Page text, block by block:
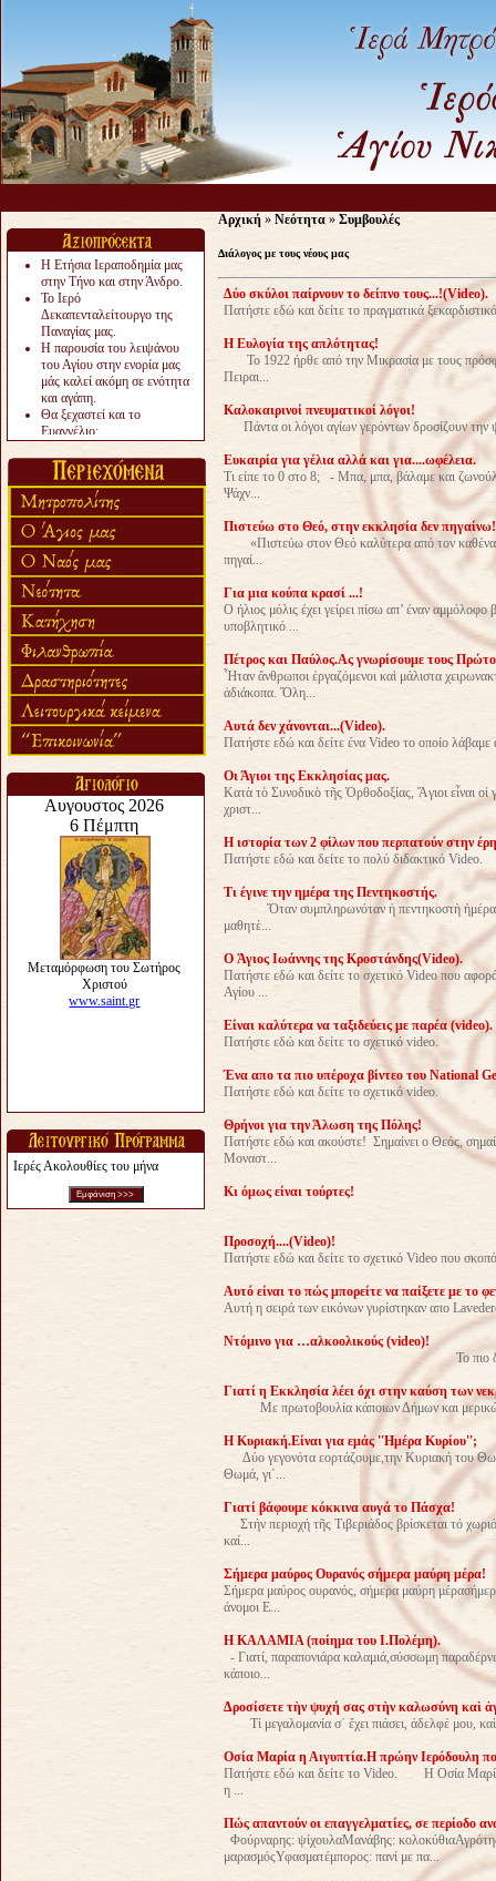
Η Ετήσια Ιεραποδημία μας
στην Τήνο και στην Άνδρο.
Το Ιερό
Δεκαπενταλείτουργο της
Παναγίας μας.
Η παρουσία του λειψάνου
του Αγίου στην ενορία μας
μάς καλεί ακόμη σε ενότητα
και αγάπη.
Θα ξεχαστεί και το
Ευαγγέλιο;
«πολύ αργά».
Ζητείται....
Ιερές Ακολουθίες του μήνα
Αρχική » Νεότητα » Συμβουλές
Διάλογος με τους νέους μας
Δύο σκύλοι παίρνουν το δείπνο τους...!(Video).
Πατήστε εδώ και δείτε το πραγματικά
Η Ευλογία της απλότητας!
Το 1922 ήρθε από την Μικρασία με τους
Πειραι...
Καλοκαιρινοί πνευματικοί λόγοι!
Πάντα οι λόγοι αγίων γερόντων δροσίζουν την
Eυκαιρία για γέλια αλλά και για....ωφέλεια.
Τι είπε το 0 στο 8; - Μπα, μπα, βάλαμε και
Ψάχν...
Πιστεύω στο Θεό, στην εκκλησία δεν πηγαίνω!
«Πιστεύω στον Θεό καλύτερα από τον καθένα,
πηγαί...
Για μια κούπα κρασί ...!
Ο ήλιος μόλις έχει γείρει πίσω απ’ έναν
υποβλητικό ...
Πέτρος και Παύλος.Ας γνωρίσουμε τους
Ἦταν ἄνθρωποι ἐργαζόμενοι καὶ μάλιστα
ἀδιάκοπα. Ὅλη...
Aυτά δεν χάνονται...(Video).
Πατήστε εδώ και δείτε ένα Video το οποίο λάβαμε
Oι Άγιοι της Εκκλησίας μας.
Κατὰ τὸ Συνοδικὸ τῆς Ὀρθοδοξίας, Ἅγιοι εἶναι οἱ
χριστ...
Η ιστορία των 2 φίλων που περπατούν στην
Πατήστε εδώ και δείτε το πολύ διδακτικό Video.
Τι έγινε την ημέρα της Πεντηκοστής.
Ὅταν συμπληρωνόταν ἡ πεντηκοστὴ ἡμέρα
μαθητὲ...
O Άγιος Ιωάννης της Κροστάνδης(Video).
Πατήστε εδώ και δείτε το σχετικό Video που
Αγίου ...
Είναι καλύτερα να ταξιδεύεις με παρέα (video).
Πατήστε εδώ και δείτε το σχετικό video.
Ένα απο τα πιο υπέροχα βίντεο του National
Πατήστε εδώ και δείτε το σχετικό video.
Θρήνοι για την Άλωση της Πόλης!
Πατήστε εδώ και ακούστε! Σημαίνει ο Θεός,
Μοναστ...
Κι όμως είναι τούρτες!
Προσοχή....(Video)!
Πατήστε εδώ και δείτε το σχετικό Video που
Αυτό είναι το πώς μπορείτε να παίξετε με το
Αυτή η σειρά των εικόνων γυρίστηκαν απο
Ντόμινο για …αλκοολικούς (video)!
Το πιο δύσκολο δεν είναι
Γιατί η Εκκλησία λέει όχι στην καύση των
Με πρωτοβουλία κάποιων Δήμων και
Η Κυριακή.Είναι για εμάς ''Ημέρα Κυρίου'';
Δύο γεγονότα εορτάζουμε,την Κυριακή του
Θωμά, γι΄...
Γιατί βάφουμε κόκκινα αυγά το Πάσχα!
Στήν περιοχή τῆς Τιβεριάδος βρίσκεται τό
καί...
Σήμερα μαύρος Ουρανός σήμερα μαύρη μέρα!
Σήμερα μαύρος ουρανός, σήμερα μαύρη
άνομοι Ε...
Η ΚΑΛΑΜΙΑ (ποίημα του Ι.Πολέμη).
- Γιατί, παραπονιάρα καλαμιά,σύσσωμη
κάποιο...
Δροσίσετε τὴν ψυχή σας στὴν καλωσύνη καὶ
Τί μεγαλομανία σ᾿ ἔχει πιάσει, ἀδελφέ μου,
Οσία Μαρία η Αιγυπτία.Η πρώην Ιερόδουλη
Πατήστε εδώ και δείτε το Video. Η Oσία Μαρία
η ...
Πώς απαντούν οι επαγγελματίες, σε περίοδο
Φούρναρης: ψίχουλαΜανάβης:
μαρασμόςΥφασματέμπορος: πανί με πα...